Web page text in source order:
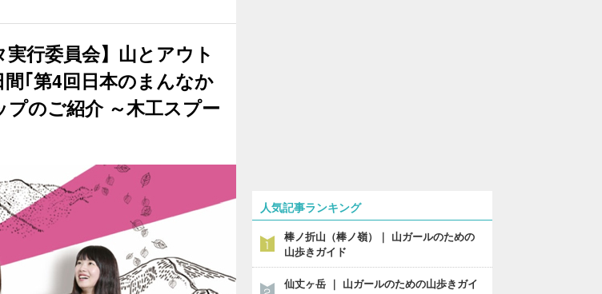
行委員会】山とアウト
｢第4回日本のまんなか
のご紹介 ～木工スプー
人気記事ランキング
棒ノ折山（棒ノ嶺）｜ 山ガールのための
山歩きガイド
仙丈ヶ岳 ｜ 山ガールのための山歩きガイ